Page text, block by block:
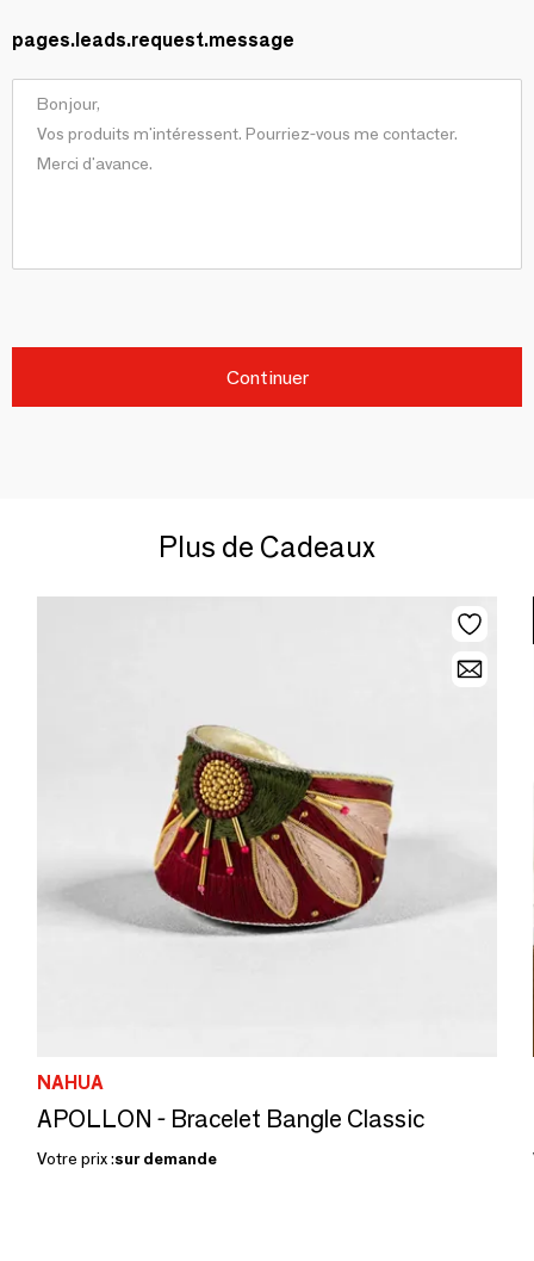
pages.leads.request.message
Continuer
Plus de Cadeaux
NAHUA
APOLLON - Bracelet Bangle Classic
Votre prix :sur demande